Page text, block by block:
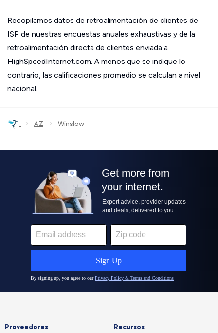
Recopilamos datos de retroalimentación de clientes de
ISP de nuestras encuestas anuales exhaustivas y de la
retroalimentación directa de clientes enviada a
HighSpeedInternet.com. A menos que se indique lo
contrario, las calificaciones promedio se calculan a nivel
nacional.
› AZ › Winslow
Proveedores Recursos